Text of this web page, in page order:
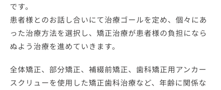
です。
患者様とのお話し合いにて治療ゴールを定め、個々にあ
った治療方法を選択し、矯正治療が患者様の負担になら
ぬよう治療を進めていきます。
全体矯正、部分矯正、補綴前矯正、歯科矯正用アンカー
スクリューを使用した矯正歯科治療など、年齢に関係な